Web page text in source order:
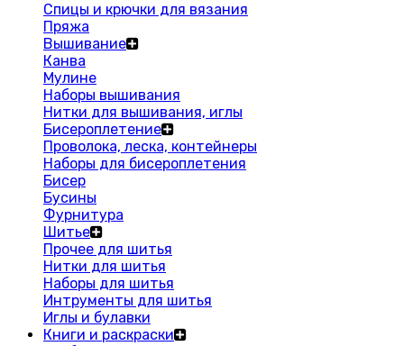
Спицы и крючки для вязания
Пряжа
Вышивание
Канва
Мулине
Наборы вышивания
Нитки для вышивания, иглы
Бисероплетение
Проволока, леска, контейнеры
Наборы для бисероплетения
Бисер
Бусины
Фурнитура
Шитье
Прочее для шитья
Нитки для шитья
Наборы для шитья
Интрументы для шитья
Иглы и булавки
Книги и раскраски